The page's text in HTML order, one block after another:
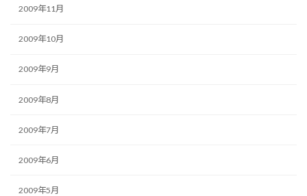
2009年11月
2009年10月
2009年9月
2009年8月
2009年7月
2009年6月
2009年5月